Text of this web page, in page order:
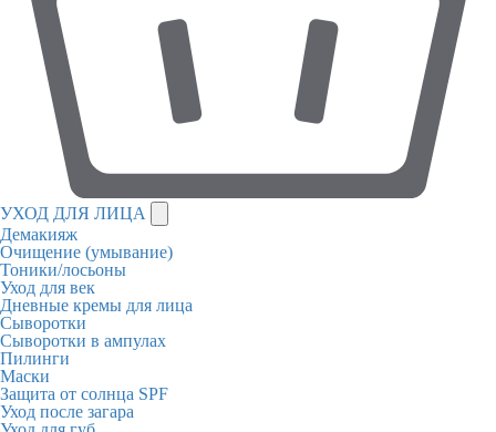
УХОД ДЛЯ ЛИЦА
Демакияж
Очищение (умывание)
Тоники/лосьоны
Уход для век
Дневные кремы для лица
Сыворотки
Сыворотки в ампулах
Пилинги
Маски
Защита от солнца SPF
Уход после загара